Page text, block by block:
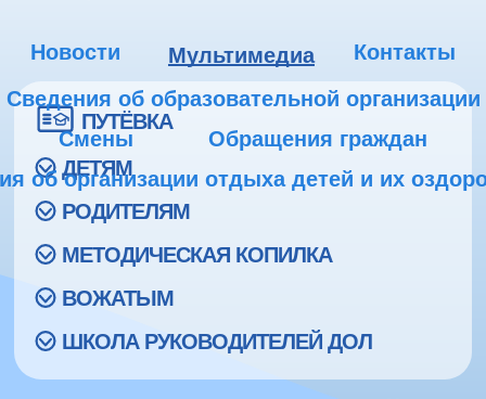
Новости Мультимедиа
Контакты
Сведения об образовательной организации
Смены
Обращения граждан
об организации отдыха детей и их
ПУТЁВКА
ДЕТЯМ
РОДИТЕЛЯМ
МЕТОДИЧЕСКАЯ КОПИЛКА
ВОЖАТЫМ
ШКОЛА РУКОВОДИТЕЛЕЙ ДОЛ